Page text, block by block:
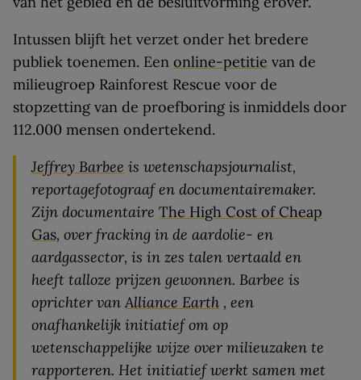
Intussen blijft het verzet onder het bredere
publiek toenemen. Een online-petitie van de
milieugroep Rainforest Rescue voor de
stopzetting van de proefboring is inmiddels door
112.000 mensen ondertekend.
Jeffrey Barbee is wetenschapsjournalist,
reportagefotograaf en documentairemaker.
Zijn documentaireThe High Cost of Cheap
Gas, over fracking in de aardolie- en
aardgassector, is in zes talen vertaald en
heeft talloze prijzen gewonnen. Barbee is
oprichter vanAlliance Earth , een
onafhankelijk initiatief om op
wetenschappelijke wijze over milieuzaken te
rapporteren. Het initiatief werkt samen met